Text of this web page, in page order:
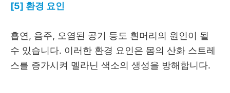
[5] 환경 요인
흡연, 음주, 오염된 공기 등도 흰머리의 원인이 될
수 있습니다. 이러한 환경 요인은 몸의 산화 스트레
스를 증가시켜 멜라닌 색소의 생성을 방해합니다.